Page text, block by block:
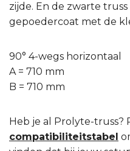
zijde. En de zwarte truss
gepoedercoat met de
90° 4-wegs horizontaal
A = 710 mm
B = 710 mm
Heb je al Prolyte-truss?
compatibiliteitstabel